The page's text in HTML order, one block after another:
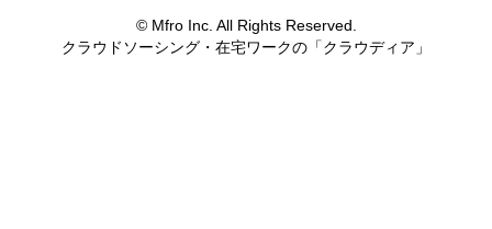
© Mfro Inc. All Rights Reserved.
クラウドソーシング・在宅ワークの「クラウディア」